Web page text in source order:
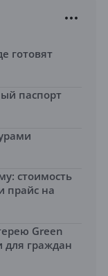
готовят
паспорт
стоимость
прайс на
Green
для граждан